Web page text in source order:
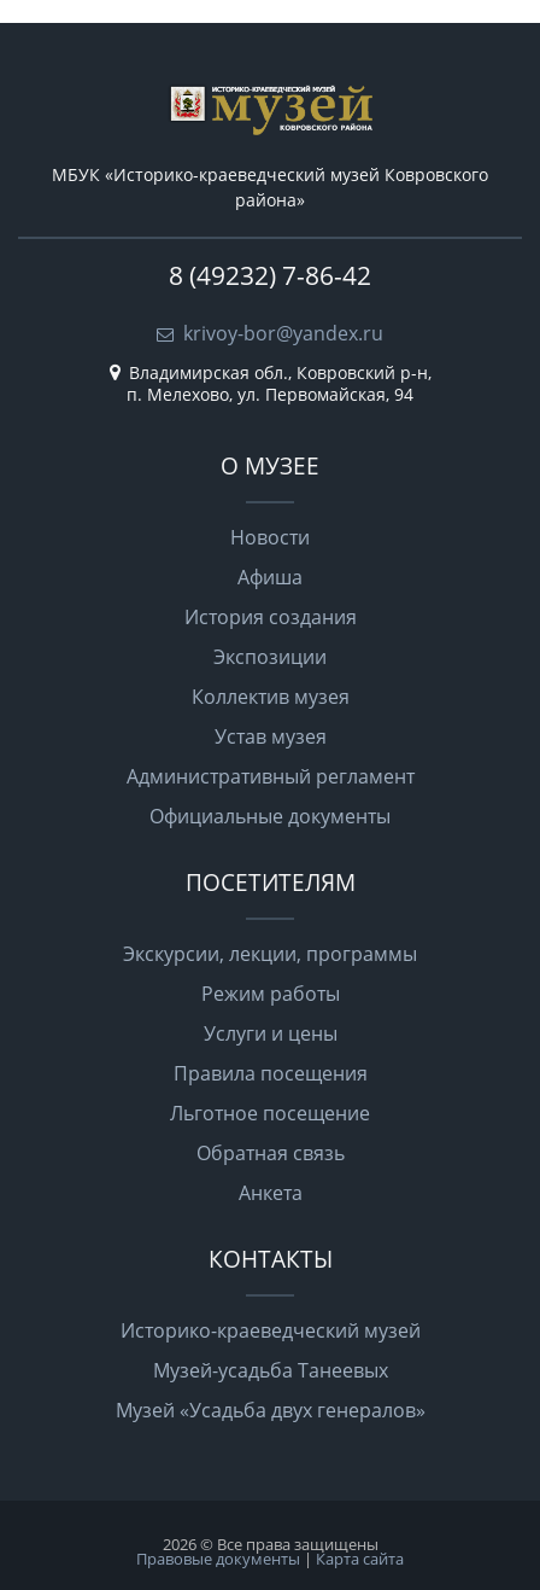
МБУК «Историко-краеведческий музей Ковровского
района»
8 (49232) 7-86-42
krivoy-bor@yandex.ru
Владимирская обл., Ковровский р-н,
п. Мелехово, ул. Первомайская, 94
О МУЗЕЕ
Новости
Афиша
История создания
Экспозиции
Коллектив музея
Устав музея
Административный регламент
Официальные документы
ПОСЕТИТЕЛЯМ
Экскурсии, лекции, программы
Режим работы
Услуги и цены
Правила посещения
Льготное посещение
Обратная связь
Анкета
КОНТАКТЫ
Историко-краеведческий музей
Музей-усадьба Танеевых
Музей «Усадьба двух генералов»
2026 © Все права защищены
Правовые документы | Карта сайта